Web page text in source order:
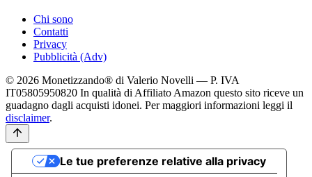
Chi sono
Contatti
Privacy
Pubblicità (Adv)
© 2026 Monetizzando® di Valerio Novelli — P. IVA
IT05805950820 In qualità di Affiliato Amazon questo sito riceve un
guadagno dagli acquisti idonei. Per maggiori informazioni leggi il
disclaimer.
Le tue preferenze relative alla privacy